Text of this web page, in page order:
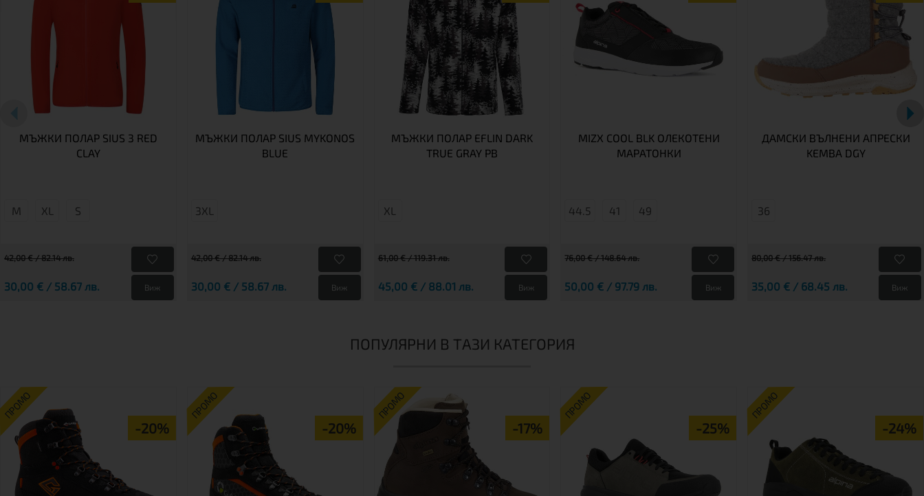
МЪЖКИ ПОЛАР SIUS 3 RED
CLAY
М XL S
42,00 € / 82.14 лв.
30,00 € / 58.67 лв. Виж
МЪЖКИ ПОЛАР SIUS MYKONOS
BLUE
3XL
42,00 € / 82.14 лв.
30,00 € / 58.67 лв. Виж
МЪЖКИ ПОЛАР EFLIN DARK
TRUE GRAY PB
XL
61,00 € / 119.31 лв.
45,00 € / 88.01 лв. Виж
MIZX COOL BLK ОЛЕКОТЕНИ
МАРАТОНКИ
44.5 41 49
76,00 € / 148.64 лв.
50,00 € / 97.79 лв. Виж
ДАМСКИ ВЪЛНЕНИ АПРЕСКИ
KEMBA DGY
36
80,00 € / 156.47 лв.
35,00 € / 68.45 лв. Виж
ПОПУЛЯРНИ В ТАЗИ КАТЕГОРИЯ
ПРОМО
-20%
ПРОМО
-20%
ПРОМО
-17%
ПРОМО
-25%
ПРОМО
-24%